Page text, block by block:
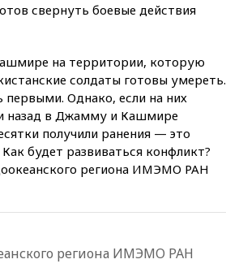
13:29 Восемь человек
13:19
WP: Трамп определился
со своим преемником
13:13 СК возбудил дело по
факту гибели женщины и
ребенка в Раменском
12:57 В Луганске при ракетном
отмыванием денег, достигло
свернуть боевые действия
на территории, которую
солдаты готовы умереть.
первыми. Однако, если на них
назад в Джамму и Кашмире
получили ранения — это
будет развиваться конфликт?
региона ИМЭМО РАН
региона ИМЭМО РАН